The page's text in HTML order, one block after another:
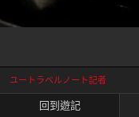
ユートラベルノート記者
回到遊記